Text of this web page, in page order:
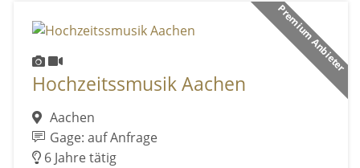
Premium Anbieter
Hochzeitssmusik Aachen
Aachen
Gage: auf Anfrage
6 Jahre tätig